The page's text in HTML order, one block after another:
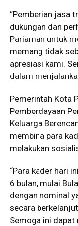
“Pemberian jasa
dukungan dan
Pariaman untuk
memang tidak
apresiasi kami.
dalam
Pemerintah Kota
Pemberdayaan
Keluarga
membina para
melakukan
“Para kader hari
6 bulan, mulai
dengan nominal
secara
Semoga ini dapat